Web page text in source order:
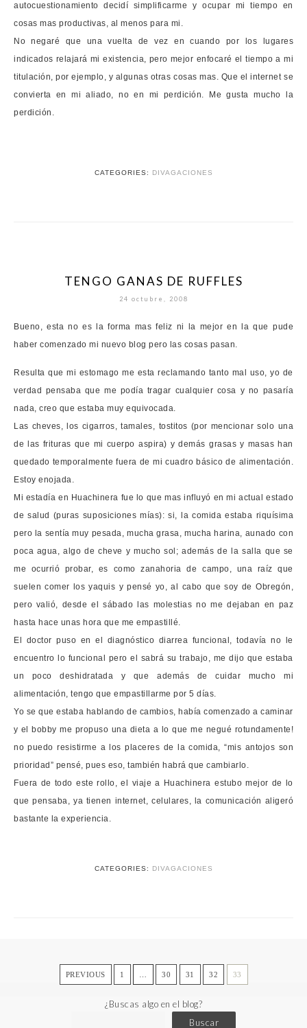
autocuestionamiento decidí simplificarme y ocupar mi tiempo en
cosas mas productivas, al menos para mi.
No negaré que una vuelta de vez en cuando por los lugares
indicados relajará mi existencia, pero mejor enfocaré el tiempo a mi
titulación, por ejemplo, y algunas otras cosas mas. Que elinternetse
convierta en mi aliado, no en mi perdición. Me gusta mucho la
perdición.
CATEGORIES: DIVAGACIONES
TENGO GANAS DE RUFFLES
24 octubre, 2008
Bueno, esta no es la forma mas feliz ni la mejor en la que pude
haber comenzado mi nuevo blog pero las cosas pasan.
Resulta que mi estomago me esta reclamando tanto mal uso, yo de
verdad pensaba que me podía tragar cualquier cosa y no pasaría
nada, creo que estaba muy equivocada.
Las cheves, los cigarros, tamales, tostitos (por mencionar solo una
de las frituras que mi cuerpo aspira) y demás grasas y masas han
quedado temporalmente fuera de mi cuadro básico de alimentación.
Estoy enojada.
Mi estadía en Huachinera fue lo que mas influyó en mi actual estado
de salud (puras suposiciones mías): si, la comida estaba riquísima
pero la sentía muy pesada, mucha grasa, mucha harina, aunado con
poca agua, algo de cheve y mucho sol; además de la salla que se
me ocurrió probar, es como zanahoria de campo, una raíz que
suelen comer los yaquis y pensé yo, al cabo que soy de Obregón,
pero valió, desde el sábado las molestias no me dejaban en paz
hasta hace unas hora que me empastillé.
El doctor puso en el diagnóstico diarrea funcional, todavía no le
encuentro lo funcional pero el sabrá su trabajo, me dijo que estaba
un poco deshidratada y que además de cuidar mucho mi
alimentación, tengo que empastillarme por 5 días.
Yo se que estaba hablando de cambios, había comenzado a caminar
y el bobby me propuso una dieta a lo que me negué rotundamente!
no puedo resistirme a los placeres de la comida, “mis antojos son
prioridad” pensé, pues eso, también habrá que cambiarlo.
Fuera de todo este rollo, el viaje a Huachinera estubo mejor de lo
que pensaba, ya tienen internet, celulares, la comunicación aligeró
bastante la experiencia.
CATEGORIES: DIVAGACIONES
PREVIOUS 1 30 31 32 33
¿Buscas algo en el blog?
Buscar